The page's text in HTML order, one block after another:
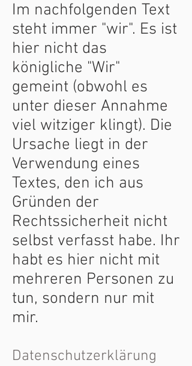
Im nachfolgenden Text
steht immer "wir". Es ist
hier nicht das
königliche "Wir"
gemeint (obwohl es
unter dieser Annahme
viel witziger klingt). Die
Ursache liegt in der
Verwendung eines
Textes, den ich aus
Gründen der
Rechtssicherheit nicht
selbst verfasst habe. Ihr
habt es hier nicht mit
mehreren Personen zu
tun, sondern nur mit
mir.
Datenschutzerklärung